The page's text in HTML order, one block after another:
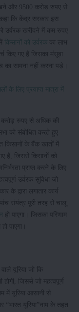
और 9500 करोड़ रुपए से
कहा कि केंद्र सरकार इस
उर्वरक खरीदने में कम रुपए
किसानों को उर्वरक
का लाभ
किए गए हैं जिसका मंसूबा
सामना नहीं करना पड़े।
के लिए प्रयाप्त मात्रा में
करोड़ रुपए से अधिक की
को संबोधित करते हुए
किसानों के बैंक खातों में
हैं, जिससे किसानों को
प्राप्त करने के लिए
उर्वरक सुविधा जो
के द्वारा लगातार कार्य
संयंत्र पूरी तरह से चालू
हो पाएगा। जिसका परिणाम
पाएगा।
यूरिया जो कि
जिससे जो महत्वपूर्ण
में यूरिया आसानी से
“भारत यूरिया”नाम के तहत